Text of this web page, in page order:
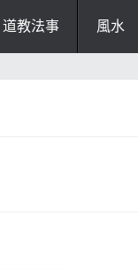
道教法事 風水